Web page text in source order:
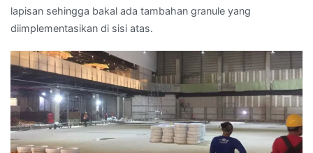
lapisan sehingga bakal ada tambahan granule yang
diimplementasikan di sisi atas.